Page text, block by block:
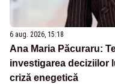
6 aug. 2026, 15:18
Ana Maria Păcuraru:
investigarea deciziilor
criză enegetică